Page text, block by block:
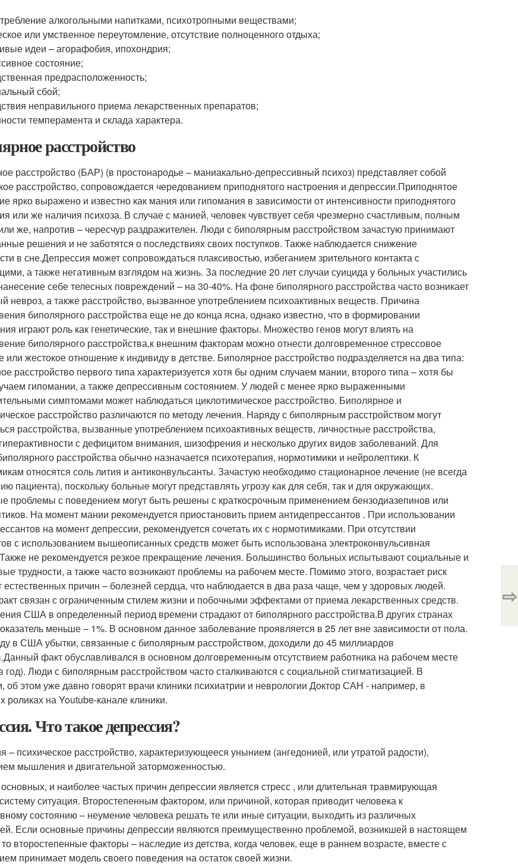
алкогольными напитками, психотропными веществами;
или умственное переутомление, отсутствие полноценного отдыха;
идеи – агорафобия, ипохондрия;
состояние;
предрасположенность;
сбой;
неправильного приема лекарственных препаратов;
темперамента и склада характера.
расстройство
расстройство (БАР) (в простонародье – маниакально-депрессивный психоз) представляет собой
расстройство, сопровождается чередованием приподнятого настроения и депрессии.Приподнятое
ярко выражено и известно как мания или гипомания в зависимости от интенсивности приподнятого
или же наличия психоза. В случае с манией, человек чувствует себя чрезмерно счастливым, полным
же, напротив – чересчур раздражителен. Люди с биполярным расстройством зачастую принимают
решения и не заботятся о последствиях своих поступков. Также наблюдается снижение
в сне.Депрессия может сопровождаться плаксивостью, избеганием зрительного контакта с
а также негативным взглядом на жизнь. За последние 20 лет случаи суицида у больных участились
себе телесных повреждений – на 30-40%. На фоне биполярного расстройства часто возникает
невроз, а также расстройство, вызванное употреблением психоактивных веществ. Причина
биполярного расстройства еще не до конца ясна, однако известно, что в формировании
играют роль как генетические, так и внешние факторы. Множество генов могут влиять на
биполярного расстройства,к внешним факторам можно отнести долговременное стрессовое
или жестокое отношение к индивиду в детстве. Биполярное расстройство подразделяется на два типа:
расстройство первого типа характеризуется хотя бы одним случаем мании, второго типа – хотя бы
гипомании, а также депрессивным состоянием. У людей с менее ярко выраженными
симптомами может наблюдаться циклотимическое расстройство. Биполярное и
расстройство различаются по методу лечения. Наряду с биполярным расстройством могут
расстройства, вызванные употреблением психоактивных веществ, личностные расстройства,
с дефицитом внимания, шизофрения и несколько других видов заболеваний. Для
расстройства обычно назначается психотерапия, нормотимики и нейролептики. К
относятся соль лития и антиконвульсанты. Зачастую необходимо стационарное лечение (не всегда
пациента), поскольку больные могут представлять угрозу как для себя, так и для окружающих.
проблемы с поведением могут быть решены с краткосрочным применением бензодиазепинов или
На момент мании рекомендуется приостановить прием антидепрессантов . При использовании
на момент депрессии, рекомендуется сочетать их с нормотимиками. При отсутствии
с использованием вышеописанных средств может быть использована электроконвульсивная
не рекомендуется резкое прекращение лечения. Большинство больных испытывают социальные и
трудности, а также часто возникают проблемы на рабочем месте. Помимо этого, возрастает риск
естественных причин – болезней сердца, что наблюдается в два раза чаще, чем у здоровых людей.
связан с ограниченным стилем жизни и побочными эффектами от приема лекарственных средств.
США в определенный период времени страдают от биполярного расстройства.В других странах
меньше – 1%. В основном данное заболевание проявляется в 25 лет вне зависимости от пола.
в США убытки, связанные с биполярным расстройством, доходили до 45 миллиардов
Данный факт обуславливался в основном долговременным отсутствием работника на рабочем месте
год). Люди с биполярным расстройством часто сталкиваются с социальной стигматизацией. В
об этом уже давно говорят врачи клиники психиатрии и неврологии Доктор САН - например, в
роликах на Youtube-канале клиники.
Что такое депрессия?
– психическое расстройство, характеризующееся унынием (ангедонией, или утратой радости),
мышления и двигательной заторможенностью.
и наиболее частых причин депрессии является стресс , или длительная травмирующая
ситуация. Второстепенным фактором, или причиной, которая приводит человека к
состоянию – неумение человека решать те или иные ситуации, выходить из различных
Если основные причины депрессии являются преимущественно проблемой, возникшей в настоящем
второстепенные факторы – наследие из детства, когда человек, еще в раннем возрасте, вместе с
принимает модель своего поведения на остаток своей жизни.
⇨